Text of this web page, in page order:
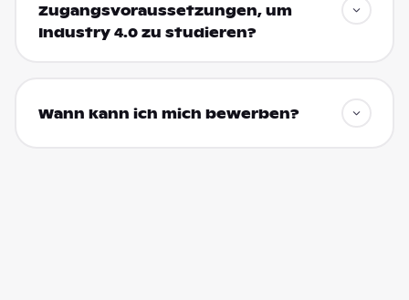
Zugangsvoraussetzungen, um
Industry 4.0 zu studieren?
Wann kann ich mich bewerben?